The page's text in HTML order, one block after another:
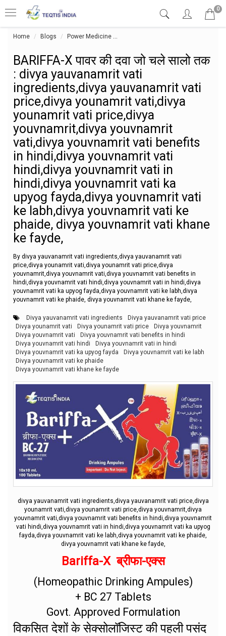
0
Home Blogs Power Medicine
BARIFFA-X पावर की दवा जो चले सालो तक
: divya yauvanamrit vati
ingredients,divya yauvanamrit vati
price,divya younamrit vati,divya
younamrit vati price,divya
youvnamrit,divya youvnamrit
vati,divya youvnamrit vati benefits
in hindi,divya youvnamrit vati
hindi,divya youvnamrit vati in
hindi,divya youvnamrit vati ka
upyog fayda,divya youvnamrit vati
ke labh,divya youvnamrit vati ke
phaide, divya youvnamrit vati khane
ke fayde,
By divya yauvanamrit vati ingredients,divya yauvanamrit vati
price,divya younamrit vati,divya younamrit vati price,divya
youvnamrit,divya youvnamrit vati,divya youvnamrit vati benefits in
hindi,divya youvnamrit vati hindi,divya youvnamrit vati in hindi,divya
youvnamrit vati ka upyog fayda,divya youvnamrit vati ke labh,divya
youvnamrit vati ke phaide, divya youvnamrit vati khane ke fayde,
Divya yauvanamrit vati ingredients
Divya yauvanamrit vati price
Divya younamrit vati
Divya younamrit vati price
Divya youvnamrit
Divya youvnamrit vati
Divya youvnamrit vati benefits in hindi
Divya youvnamrit vati hindi
Divya youvnamrit vati in hindi
Divya youvnamrit vati ka upyog fayda
Divya youvnamrit vati ke labh
Divya youvnamrit vati ke phaide
Divya youvnamrit vati khane ke fayde
divya yauvanamrit vati ingredients,divya yauvanamrit vati price,divya
younamrit vati,divya younamrit vati price,divya youvnamrit,divya
youvnamrit vati,divya youvnamrit vati benefits in hindi,divya youvnamrit
vati hindi,divya youvnamrit vati in hindi,divya youvnamrit vati ka upyog
fayda,divya youvnamrit vati ke labh,divya youvnamrit vati ke phaide,
divya youvnamrit vati khane ke fayde,
Bariffa-X ब्रीफा-एक्स
(Homeopathic Drinking Ampules)
+ BC 27 Tablets
Govt. Approved Formulation
विकसित देशों के सेक्सोलॉजिस्ट की पहली पसंद